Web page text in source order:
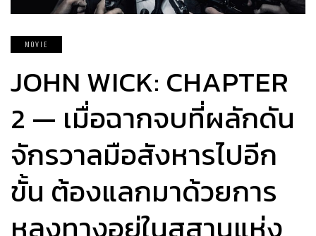
MOVIE
JOHN WICK: CHAPTER
2 — เมื่อฉากจบที่ผลักดัน
จักรวาลมือสังหารไปอีก
ขั้น ต้องแลกมาด้วยการ